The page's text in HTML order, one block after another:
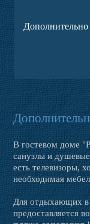
Дополнительно
В гостевом доме
санузлы и
есть телевизоры,
необходимая
Для отдыхающих
предоставляется